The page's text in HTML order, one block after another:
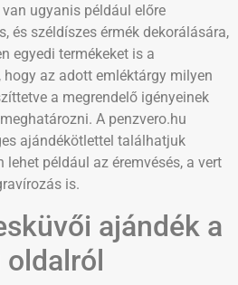
ugyanis például előre
és széldíszes érmék dekorálására,
egyedi termékeket is a
hogy az adott emléktárgy milyen
a megrendelő igényeinek
A penzvero.hu
ajándékötlettel találhatjuk
például az éremvésés, a vert
is.
ajándék a
oldalról